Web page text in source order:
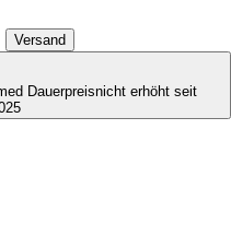
Versand
Dauerpreisnicht erhöht seit